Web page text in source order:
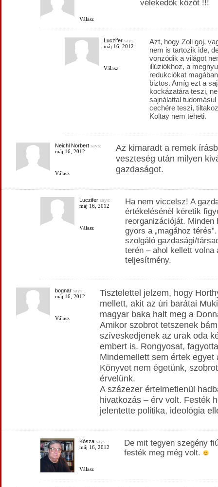
Válasz
vélekedők közöt !!!
Luczifersays:
máj 16, 2012
Válasz
Azt, hogy Zoli goj,
nem is tartozik ide,
vonzódik a világot
illúziókhoz, a
redukciókat
biztos. Amíg ezt a
kockázatára teszi,
sajnálattal
cechére teszi,
Koltay nem teheti.
Neichl Norbertsays:
máj 16, 2012
Válasz
Az kimaradt a remek
veszteség után milyen
gazdaságot.
Luczifersays:
máj 16, 2012
Válasz
Ha nem viccelsz! A
értékelésénél kéretik
reorganizációját.
gyors a „magához
szolgáló gazdasági/
terén – ahol kellett volna
teljesítmény.
bognarsays:
máj 16, 2012
Válasz
Tisztelettel jelzem, hogy
mellett, akit az úri barátai
magyar baka halt meg a
Amikor szobrot tetszenek
szíveskedjenek az urak oda
embert is. Rongyosat,
Mindemellett sem értek egyet
Könyvet nem égetünk,
érvelünk.
A százezer értelmetlenül
hivatkozás – érv volt. Festék
jelentette politika, ideológia
Kószasays:
máj 16, 2012
Válasz
De mit tegyen szegény
festék meg még volt.